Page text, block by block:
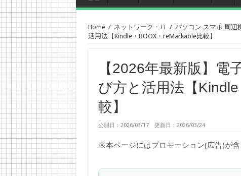
Home / ネットワーク・IT / パソコン スマホ 周辺
活用法【Kindle・BOOX・reMarkable比較】
【2026年最新版】電
び方と活用法【
較】
公開日：2026/03/17 更新日：2026/03/24
※本ページにはプロモーション(広告)が